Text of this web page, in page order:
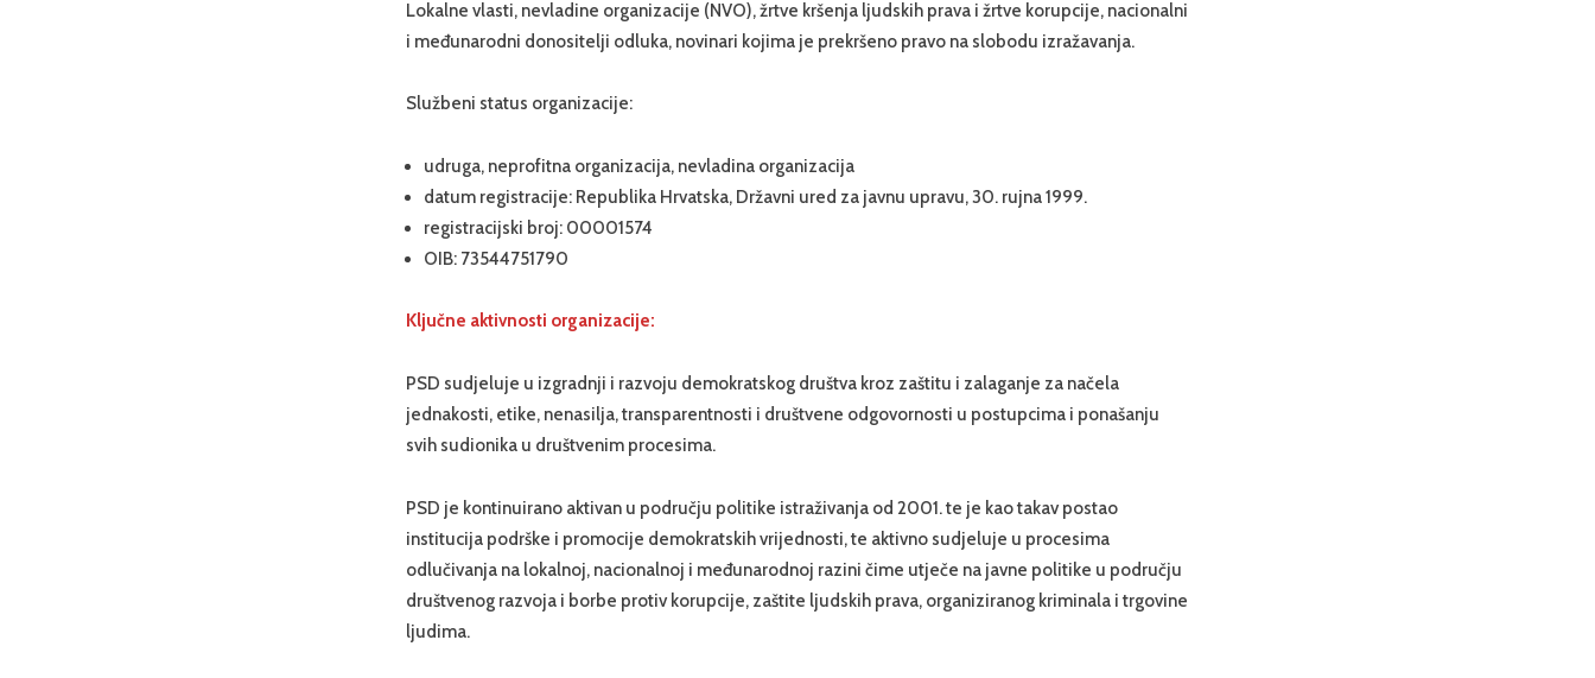
Lokalne vlasti, nevladine organizacije (NVO), žrtve kršenja ljudskih prava i žrtve korupcije, nacionalni
i međunarodni donositelji odluka, novinari kojima je prekršeno pravo na slobodu izražavanja.
Službeni status organizacije:
udruga, neprofitna organizacija, nevladina organizacija
datum registracije: Republika Hrvatska, Državni ured za javnu upravu, 30. rujna 1999.
registracijski broj: 00001574
OIB: 73544751790
Ključne aktivnosti organizacije:
PSD sudjeluje u izgradnji i razvoju demokratskog društva kroz zaštitu i zalaganje za načela
jednakosti, etike, nenasilja, transparentnosti i društvene odgovornosti u postupcima i ponašanju
svih sudionika u društvenim procesima.
PSD je kontinuirano aktivan u području politike istraživanja od 2001. te je kao takav postao
institucija podrške i promocije demokratskih vrijednosti, te aktivno sudjeluje u procesima
odlučivanja na lokalnoj, nacionalnoj i međunarodnoj razini čime utječe na javne politike u području
društvenog razvoja i borbe protiv korupcije, zaštite ljudskih prava, organiziranog kriminala i trgovine
ljudima.